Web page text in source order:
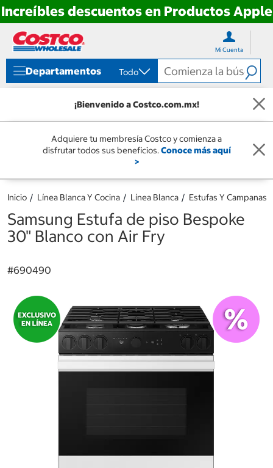
Increíbles descuentos en Productos Apple
directo
contenido
directo
menú
navegación
Mi Cuenta
Departamentos Todo
¡Bienvenido a Costco.com.mx!
Adquiere tu membresía Costco y comienza a
disfrutar todos sus beneficios.Conoce más aquí
>
Inicio Línea Blanca Y Cocina Línea Blanca Estufas Y Campanas
Samsung Estufa de piso Bespoke
30" Blanco con Air Fry
#690490